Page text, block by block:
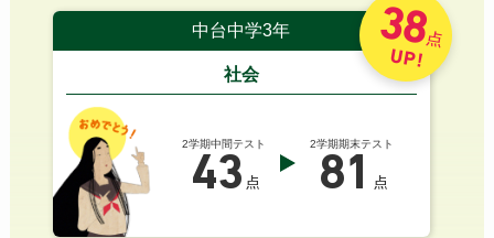
中台中学3年
社会
2学期中間テスト
43 点
2学期期末テスト
81 点
38点
UP!